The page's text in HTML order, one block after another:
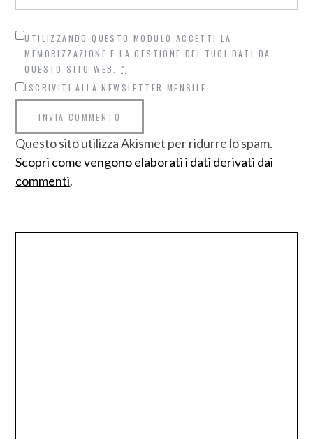
UTILIZZANDO QUESTO MODULO ACCETTI LA
MEMORIZZAZIONE E LA GESTIONE DEI TUOI DATI DA
QUESTO SITO WEB.*
ISCRIVITI ALLA NEWSLETTER MENSILE
Questo sito utilizza Akismet per ridurre lo spam.
Scopri come vengono elaborati i dati derivati dai
commenti.